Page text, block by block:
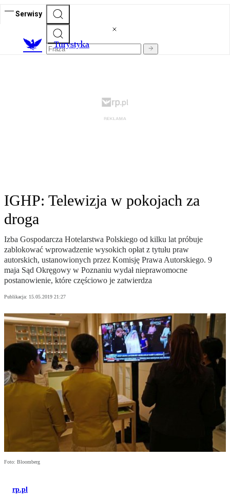
Serwisy
Turystyka
IGHP: Telewizja w pokojach za
droga
Izba Gospodarcza Hotelarstwa Polskiego od kilku lat próbuje
zablokować wprowadzenie wysokich opłat z tytułu praw
autorskich, ustanowionych przez Komisję Prawa Autorskiego. 9
maja Sąd Okręgowy w Poznaniu wydał nieprawomocne
postanowienie, które częściowo je zatwierdza
Publikacja: 15.05.2019 21:27
Foto: Bloomberg
rp.pl